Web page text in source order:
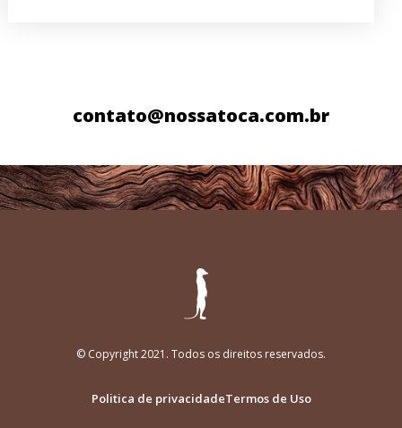
contato@nossatoca.com.br
© Copyright 2021. Todos os direitos reservados.
Politica de privacidadeTermos de Uso